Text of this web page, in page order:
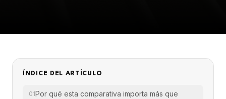
ÍNDICE DEL ARTÍCULO
01Por qué esta comparativa importa más que